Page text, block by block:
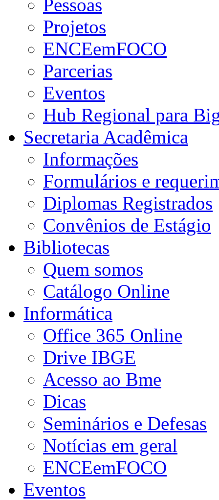
Pessoas
Projetos
ENCEemFOCO
Parcerias
Eventos
Hub Regional para
Secretaria Acadêmica
Informações
Formulários e
Diplomas Registrados
Convênios de Estágio
Bibliotecas
Quem somos
Catálogo Online
Informática
Office 365 Online
Drive IBGE
Acesso ao Bme
Dicas
Seminários e Defesas
Notícias em geral
ENCEemFOCO
Eventos